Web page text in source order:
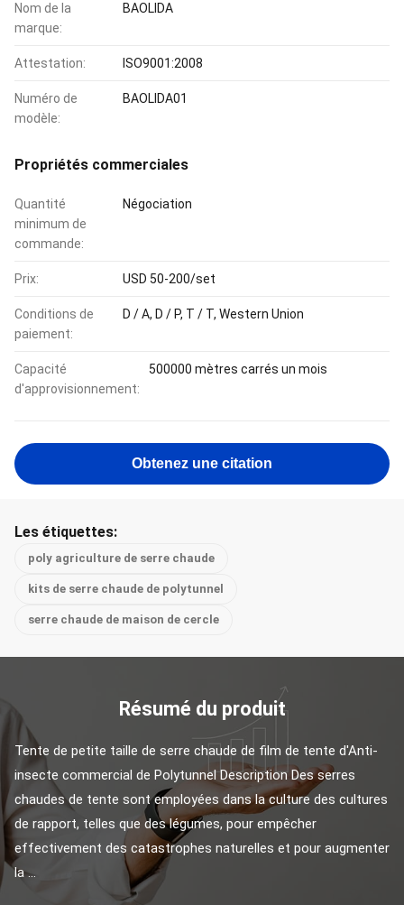
Nom de la
marque:
BAOLIDA
Attestation: ISO9001:2008
Numéro de
modèle:
BAOLIDA01
Propriétés commerciales
Quantité
minimum de
commande:
Négociation
Prix: USD 50-200/set
Conditions de
paiement:
D / A, D / P, T / T, Western Union
Capacité
d'approvisionnement:
500000 mètres carrés un mois
Obtenez une citation
Les étiquettes:
poly agriculture de serre chaude
kits de serre chaude de polytunnel
serre chaude de maison de cercle
Résumé du produit
Tente de petite taille de serre chaude de film de tente d'Anti-
insecte commercial de Polytunnel Description Des serres
chaudes de tente sont employées dans la culture des cultures
de rapport, telles que des légumes, pour empêcher
effectivement des catastrophes naturelles et pour augmenter
la ...